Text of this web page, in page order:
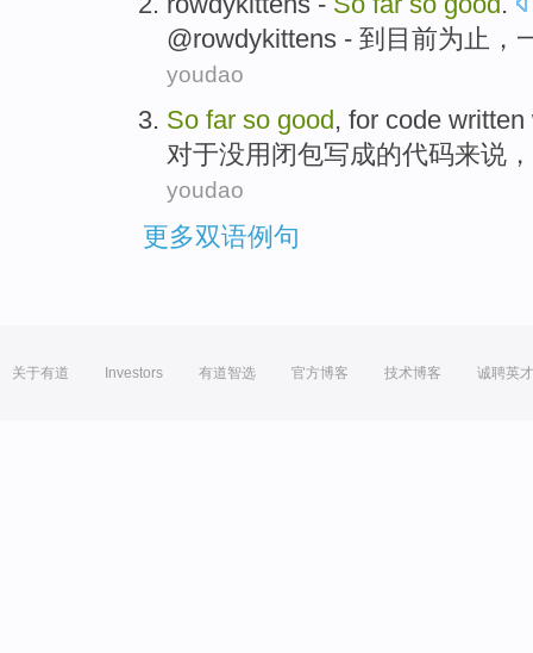
@rowdykittens - 到目前为止 ，
youdao
So far so good , for code written
对于没用闭包写成的代码来说
youdao
更多双语例句
关于有道 Investors 有道智选 官方博客 技术博客 诚聘英才